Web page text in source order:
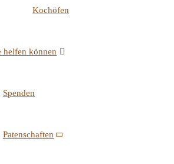
Kochöfen
helfen können
Spenden
Patenschaften